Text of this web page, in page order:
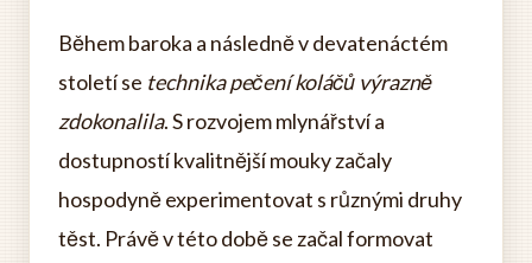
Během baroka a následně v devatenáctém
století se technika pečení koláčů výrazně
zdokonalila. S rozvojem mlynářství a
dostupností kvalitnější mouky začaly
hospodyně experimentovat s různými druhy
těst. Právě v této době se začal formovat